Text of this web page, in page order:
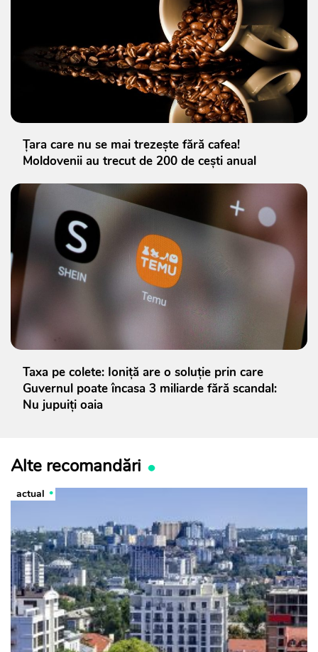
Țara care nu se mai trezește fără cafea!
Moldovenii au trecut de 200 de cești anual
Taxa pe colete: Ioniță are o soluție prin care
Guvernul poate încasa 3 miliarde fără scandal:
Nu jupuiți oaia
Alte recomandări
actual